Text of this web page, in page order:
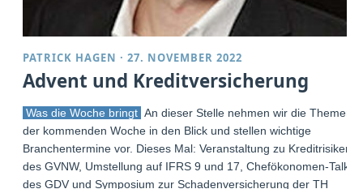
PATRICK HAGEN ·27. NOVEMBER 2022
Advent und Kreditversicherung
Was die Woche bringt An dieser Stelle nehmen wir die Themen
der kommenden Woche in den Blick und stellen wichtige
Branchentermine vor. Dieses Mal: Veranstaltung zu Kreditrisiken
des GVNW, Umstellung auf IFRS 9 und 17, Chefökonomen-Talk
des GDV und Symposium zur Schadenversicherung der TH